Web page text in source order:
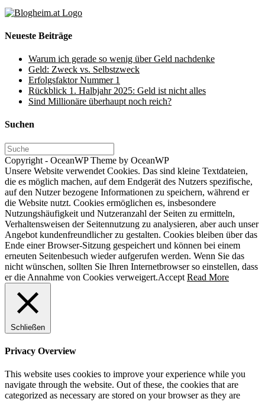
Neueste Beiträge
Warum ich gerade so wenig über Geld nachdenke
Geld: Zweck vs. Selbstzweck
Erfolgsfaktor Nummer 1
Rückblick 1. Halbjahr 2025: Geld ist nicht alles
Sind Millionäre überhaupt noch reich?
Suchen
Copyright - OceanWP Theme by OceanWP
Unsere Website verwendet Cookies. Das sind kleine Textdateien,
die es möglich machen, auf dem Endgerät des Nutzers spezifische,
auf den Nutzer bezogene Informationen zu speichern, während er
die Website nutzt. Cookies ermöglichen es, insbesondere
Nutzungshäufigkeit und Nutzeranzahl der Seiten zu ermitteln,
Verhaltensweisen der Seitennutzung zu analysieren, aber auch unser
Angebot kundenfreundlicher zu gestalten. Cookies bleiben über das
Ende einer Browser-Sitzung gespeichert und können bei einem
erneuten Seitenbesuch wieder aufgerufen werden. Wenn Sie das
nicht wünschen, sollten Sie Ihren Internetbrowser so einstellen, dass
er die Annahme von Cookies verweigert.Accept Read More
Schließen
Privacy Overview
This website uses cookies to improve your experience while you
navigate through the website. Out of these, the cookies that are
categorized as necessary are stored on your browser as they are